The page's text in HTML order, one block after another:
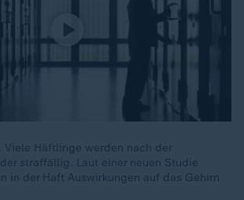
Viele Häftlinge werden nach der
straffällig. Laut einer neuen Studie
in der Haft Auswirkungen auf das Gehirn